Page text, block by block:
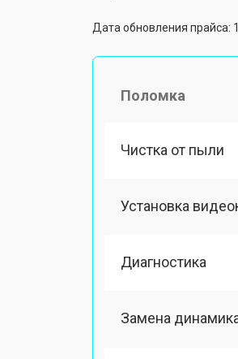
Дата обновления прайса:
Поломка
Чистка от пыли
Установка
Диагностика
Замена